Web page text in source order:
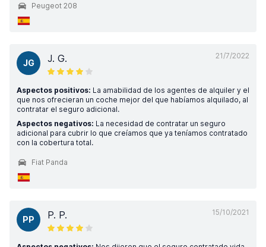
Peugeot 208
21/7/2022
JG J. G.
Aspectos positivos: La amabilidad de los agentes de alquiler y el
que nos ofrecieran un coche mejor del que habíamos alquilado, al
contratar el seguro adicional.
Aspectos negativos: La necesidad de contratar un seguro
adicional para cubrir lo que creíamos que ya teníamos contratado
con la cobertura total.
Fiat Panda
15/10/2021
PP P. P.